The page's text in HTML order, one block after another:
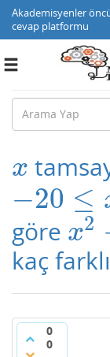
Akademisyenler
cevap platformu
Toggle
x
x
−20 ≤
−20≤ x≤
göre x2
x2 −
kaç
0
0